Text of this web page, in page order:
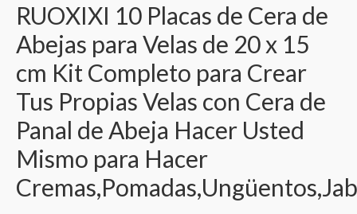
RUOXIXI 10 Placas de Cera de
Abejas para Velas de 20 x 15
cm Kit Completo para Crear
Tus Propias Velas con Cera de
Panal de Abeja Hacer Usted
Mismo para Hacer